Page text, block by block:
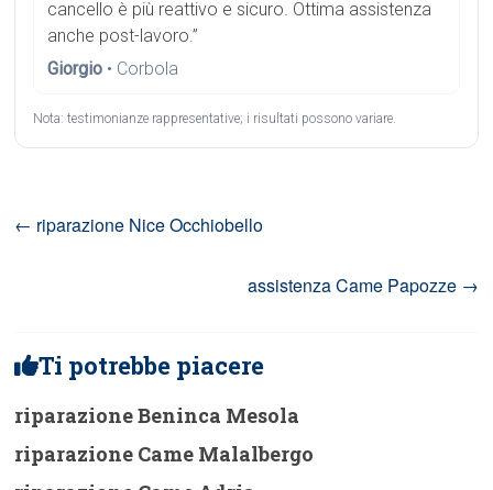
cancello è più reattivo e sicuro. Ottima assistenza
anche post-lavoro.”
Giorgio • Corbola
Nota: testimonianze rappresentative; i risultati possono variare.
← riparazione Nice Occhiobello
assistenza Came Papozze →
Ti potrebbe piacere
riparazione Beninca Mesola
riparazione Came Malalbergo